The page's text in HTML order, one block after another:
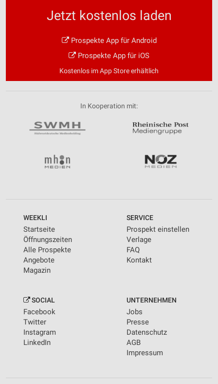
Jetzt kostenlos laden
Prospekte App für Android
Prospekte App für iOS
Kostenlos im App Store erhältlich
In Kooperation mit:
WEEKLI
Startseite
Öffnungszeiten
Alle Prospekte
Angebote
Magazin
SERVICE
Prospekt einstellen
Verlage
FAQ
Kontakt
SOCIAL
Facebook
Twitter
Instagram
LinkedIn
UNTERNEHMEN
Jobs
Presse
Datenschutz
AGB
Impressum